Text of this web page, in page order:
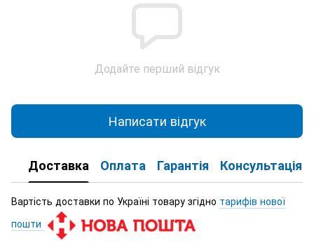
Додайте перший відгук
Написати відгук
Доставка Оплата Гарантія Консультація
Вартість доставки по Україні товару згідно тарифів нової
пошти